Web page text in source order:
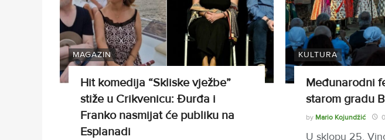
MAGAZIN
Hit komedija “Skliske vježbe”
stiže u Crikvenicu: Đurđa i
Franko nasmijat će publiku na
Esplanadi
KULTURA
Međunarodni
starom gradu
by Mario Kojundžić
U sklopu 25.